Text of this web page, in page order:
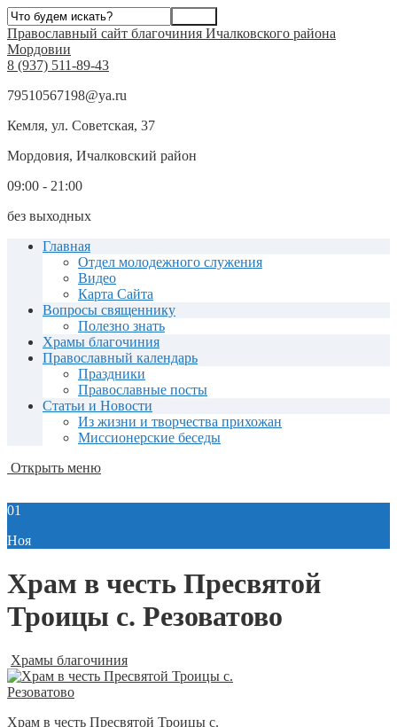
Православный сайт благочиния Ичалковского района
Мордовии
8 (937) 511-89-43
79510567198@ya.ru
Кемля, ул. Советская, 37
Мордовия, Ичалковский район
09:00 - 21:00
без выходных
Главная
Отдел молодежного служения
Видео
Карта Сайта
Вопросы священнику
Полезно знать
Храмы благочиния
Православный календарь
Праздники
Православные посты
Статьи и Новости
Из жизни и творчества прихожан
Миссионерские беседы
Открыть меню
01
Ноя
Храм в честь Пресвятой
Троицы с. Резоватово
Храмы благочиния
Храм в честь Пресвятой Троицы с.